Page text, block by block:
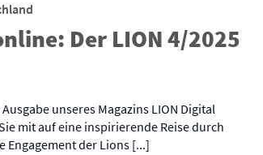
Der LION 4/2025
unseres Magazins LION Digital
mit auf eine inspirierende Reise durch
Engagement der Lions [...]